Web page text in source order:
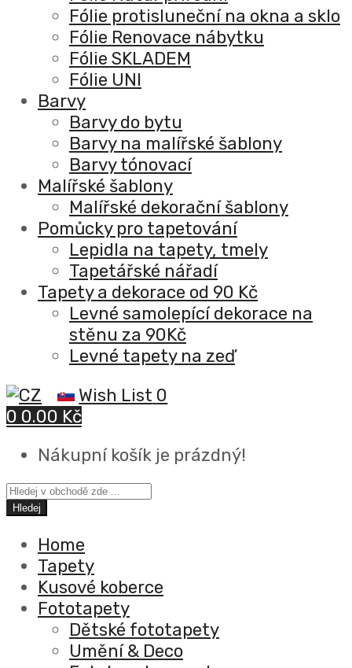
Fólie protisluneční na okna a sklo
Fólie Renovace nábytku
Fólie SKLADEM
Fólie UNI
Barvy
Barvy do bytu
Barvy na malířské šablony
Barvy tónovací
Malířské šablony
Malířské dekorační šablony
Pomůcky pro tapetování
Lepidla na tapety, tmely
Tapetářské nářadí
Tapety a dekorace od 90 Kč
Levné samolepící dekorace na
stěnu za 90Kč
Levné tapety na zeď
Wish List 0
0 0.00 Kč
Nákupní košík je prázdný!
Hledej
Home
Tapety
Kusové koberce
Fototapety
Dětské fototapety
Umění & Deco